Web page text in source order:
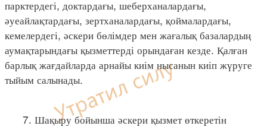
парктердегі, доктардағы, шеберханалардағы,
әуеайлақтардағы, зертханалардағы, қоймалардағы,
кемелердегі, әскери бөлімдер мен жағалық базалардың
аумақтарындағы қызметтерді орындаған кезде. Қалған
барлық жағдайларда арнайы киім нысанын киіп жүруге
тыйым салынады.
7. Шақыру бойынша әскери қызмет өткеретін